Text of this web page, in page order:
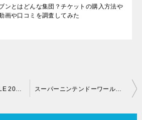
ンとはどんな集団？チケットの購入方法や
画や口コミを調査してみた